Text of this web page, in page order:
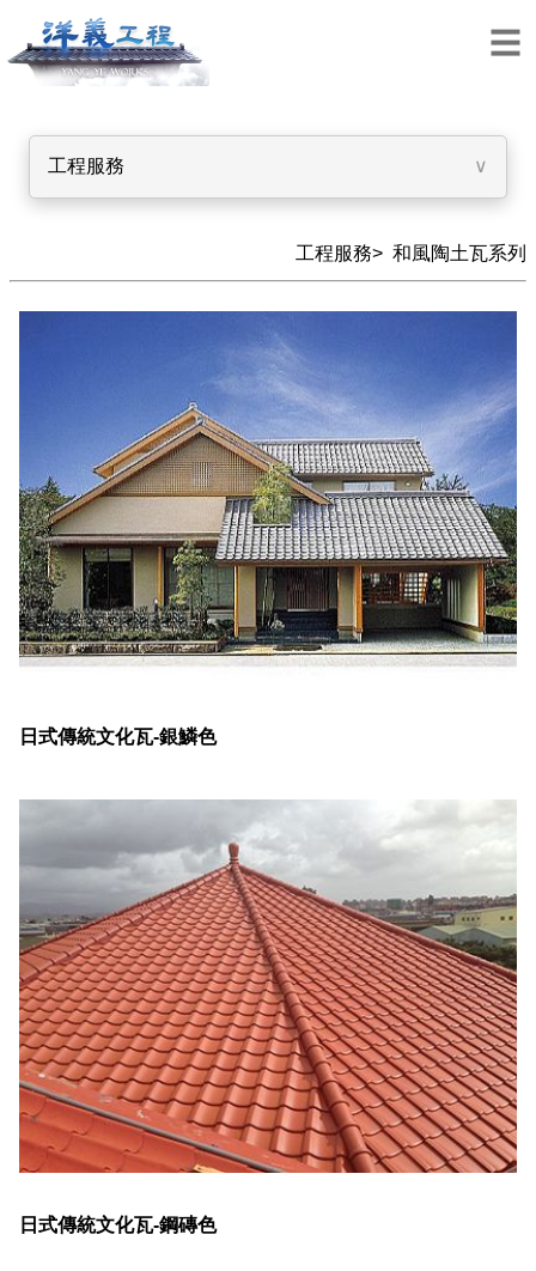
工程服務 ∨
工程服務> 和風陶土瓦系列
日式傳統文化瓦-銀鱗色
日式傳統文化瓦-鋼磚色